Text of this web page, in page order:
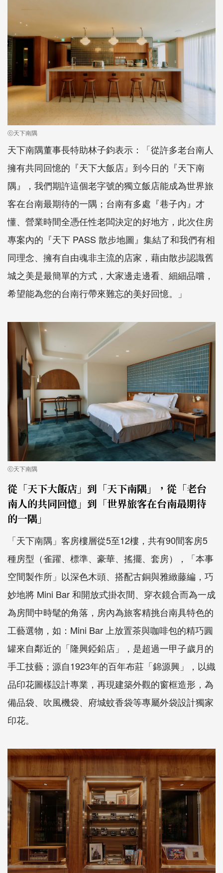
ⓒ天下南隅
天下南隅董事長特助林子鈞表示：「從許多老台南人
擁有共同回憶的『天下大飯店』到今日的『天下南
隅』，我們期許這個老字號的獨立飯店能成為世界旅
客在台南最期待的一隅；台南有多處『巷子內』才
懂、營業時間全憑任性老闆決定的好地方，此次住房
專案內的『天下 PASS 散步地圖』集結了和我們有相
同理念、擁有自由魂非主流的店家，藉由散步認識舊
城之美是最簡單的方式，大家邊走邊看、細細品嚐，
希望能為您的台南行帶來難忘的美好回憶。」
ⓒ天下南隅
從「天下大飯店」到「天下南隅」，從「老台
南人的共同回憶」到「世界旅客在台南最期待
的一隅」
「天下南隅」客房樓層從5至12樓，共有90間客房5
種房型（雀躍、標準、豪華、搖擺、套房），「本事
空間製作所」以深色木頭、搭配古銅與雅緻藤編，巧
妙地將 Mini Bar 和開放式掛衣間、穿衣鏡合而為一成
為房間中時髦的角落，房內為旅客精挑台南具特色的
工藝選物，如：Mini Bar 上放置茶與咖啡包的精巧圓
罐來自鄰近的「隆興錏鉛店」，是超過一甲子歲月的
手工技藝；源自1923年的百年布莊「錦源興」，以織
品印花圖樣設計專業，再現建築外觀的窗框造形，為
備品袋、吹風機袋、府城蚊香袋等專屬外袋設計獨家
印花。